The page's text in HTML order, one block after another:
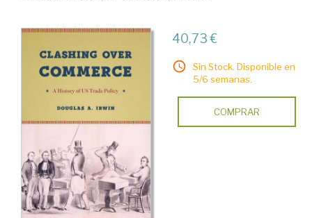
40,73 €
Sin Stock. Disponible en
5/6 semanas.
COMPRAR